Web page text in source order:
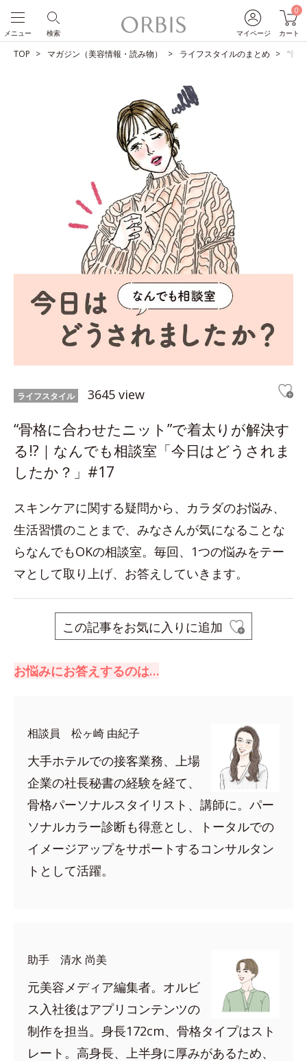
マイページ
0
カート
検索
メニュー
TOP マガジン（美容情報・読み物） ライフスタイルのまとめ “骨
ライフスタイル 3645 view
“骨格に合わせたニット”で着太りが解決す
る!?｜なんでも相談室「今日はどうされま
したか？」#17
スキンケアに関する疑問から、カラダのお悩み、
生活習慣のことまで、みなさんが気になることな
らなんでもOKの相談室。毎回、1つの悩みをテー
マとして取り上げ、お答えしていきます。
この記事をお気に入りに追加
お悩みにお答えするのは…
相談員 松ヶ崎 由紀子
大手ホテルでの接客業務、上場
企業の社長秘書の経験を経て、
骨格パーソナルスタイリスト、講師に。パー
ソナルカラー診断も得意とし、トータルでの
イメージアップをサポートするコンサルタン
トとして活躍。
助手 清水 尚美
元美容メディア編集者。オルビ
ス入社後はアプリコンテンツの
制作を担当。身長172cm、骨格タイプはスト
レート。高身長、上半身に厚みがあるため、